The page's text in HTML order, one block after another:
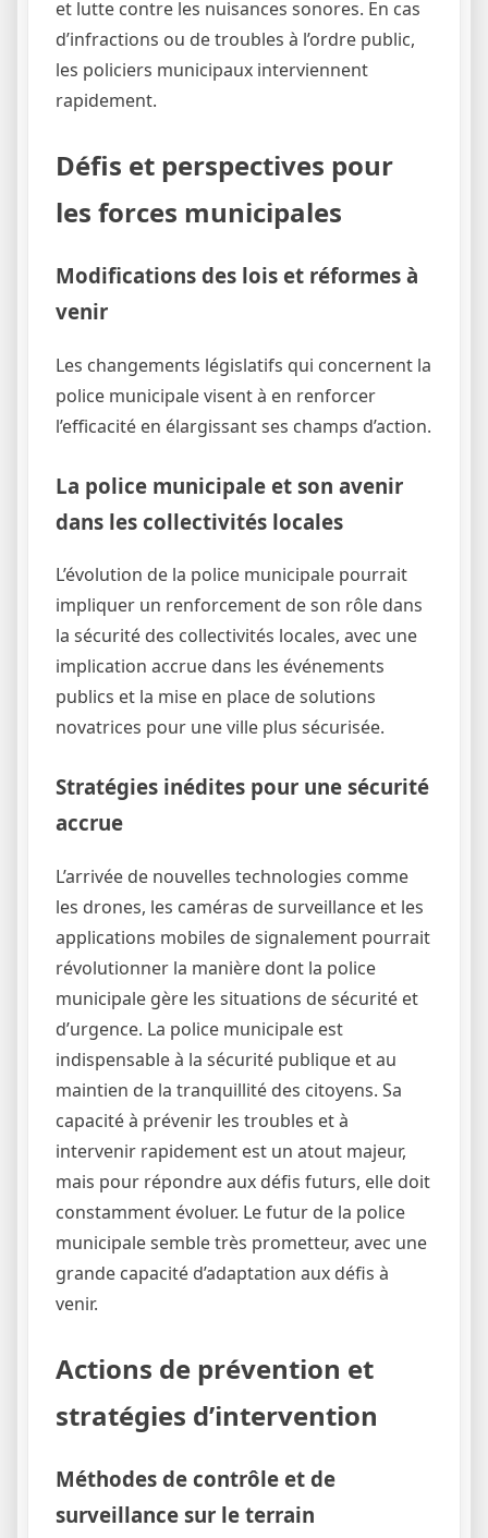
et lutte contre les nuisances sonores. En cas
d’infractions ou de troubles à l’ordre public,
les policiers municipaux interviennent
rapidement.
Défis et perspectives pour
les forces municipales
Modifications des lois et réformes à
venir
Les changements législatifs qui concernent la
police municipale visent à en renforcer
l’efficacité en élargissant ses champs d’action.
La police municipale et son avenir
dans les collectivités locales
L’évolution de la police municipale pourrait
impliquer un renforcement de son rôle dans
la sécurité des collectivités locales, avec une
implication accrue dans les événements
publics et la mise en place de solutions
novatrices pour une ville plus sécurisée.
Stratégies inédites pour une sécurité
accrue
L’arrivée de nouvelles technologies comme
les drones, les caméras de surveillance et les
applications mobiles de signalement pourrait
révolutionner la manière dont la police
municipale gère les situations de sécurité et
d’urgence. La police municipale est
indispensable à la sécurité publique et au
maintien de la tranquillité des citoyens. Sa
capacité à prévenir les troubles et à
intervenir rapidement est un atout majeur,
mais pour répondre aux défis futurs, elle doit
constamment évoluer. Le futur de la police
municipale semble très prometteur, avec une
grande capacité d’adaptation aux défis à
venir.
Actions de prévention et
stratégies d’intervention
Méthodes de contrôle et de
surveillance sur le terrain